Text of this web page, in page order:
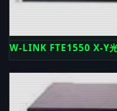
W-LINK FTE1550 X-Y